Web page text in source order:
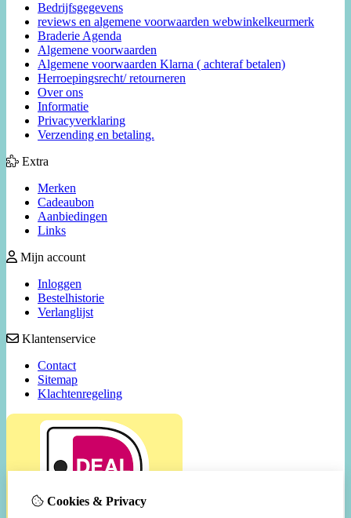
Bedrijfsgegevens
reviews en algemene voorwaarden webwinkelkeurmerk
Braderie Agenda
Algemene voorwaarden
Algemene voorwaarden Klarna ( achteraf betalen)
Herroepingsrecht/ retourneren
Over ons
Informatie
Privacyverklaring
Verzending en betaling.
Extra
Merken
Cadeaubon
Aanbiedingen
Links
Mijn account
Inloggen
Bestelhistorie
Verlanglijst
Klantenservice
Contact
Sitemap
Klachtenregeling
Cookies & Privacy